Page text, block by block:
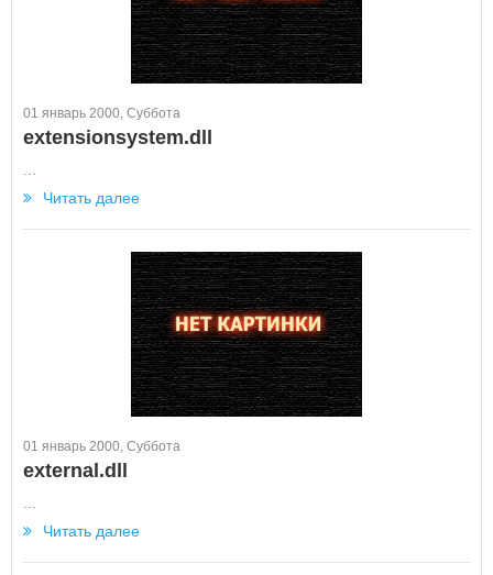
01 январь 2000, Суббота
extensionsystem.dll
Читать далее
01 январь 2000, Суббота
external.dll
Читать далее